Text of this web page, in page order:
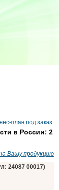
в России: 2
Вашу продукцию
24087 00017)